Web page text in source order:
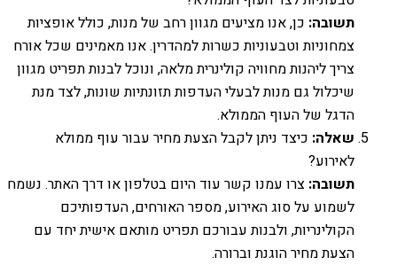
תשובה: כן, אנו מציעים מגוון רחב של מנות, כולל אופציות
צמחוניות וטבעוניות כשרות למהדרין. אנו מאמינים שכל אורח
צריך ליהנות מחוויה קולינרית מלאה, ונוכל לבנות תפריט מגוון
שיכלול גם מנות לבעלי העדפות תזונתיות שונות, לצד מנת
הדגל של העוף הממולא.
שאלה: כיצד ניתן לקבל הצעת מחיר עבור עוף ממולא
לאירוע?
תשובה: צרו עמנו קשר עוד היום בטלפון או דרך האתר. נשמח
לשמוע על סוג האירוע, מספר האורחים, העדפותיכם
הקולינריות, ולבנות עבורכם תפריט מותאם אישית יחד עם
הצעת מחיר הוגנת וברורה.